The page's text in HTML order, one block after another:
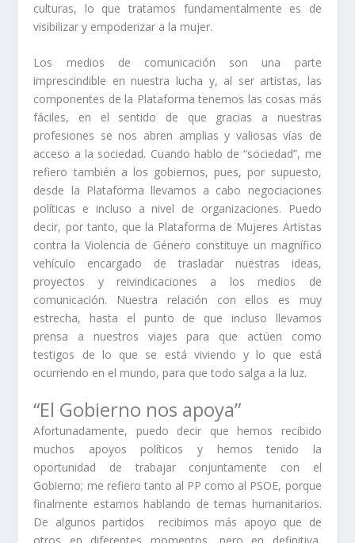
culturas, lo que tratamos fundamentalmente es de
visibilizar y empoderizar a la mujer.
Los medios de comunicación son una parte
imprescindible en nuestra lucha y, al ser artistas, las
componentes de la Plataforma tenemos las cosas más
fáciles, en el sentido de que gracias a nuestras
profesiones se nos abren amplias y valiosas vías de
acceso a la sociedad. Cuando hablo de “sociedad”, me
refiero también a los gobiernos, pues, por supuesto,
desde la Plataforma llevamos a cabo negociaciones
políticas e incluso a nivel de organizaciones. Puedo
decir, por tanto, que la Plataforma de Mujeres Artistas
contra la Violencia de Género constituye un magnífico
vehículo encargado de trasladar nuestras ideas,
proyectos y reivindicaciones a los medios de
comunicación. Nuestra relación con ellos es muy
estrecha, hasta el punto de que incluso llevamos
prensa a nuestros viajes para que actúen como
testigos de lo que se está viviendo y lo que está
ocurriendo en el mundo, para que todo salga a la luz.
“El Gobierno nos apoya”
Afortunadamente, puedo decir que hemos recibido
muchos apoyos políticos y hemos tenido la
oportunidad de trabajar conjuntamente con el
Gobierno; me refiero tanto al PP como al PSOE, porque
finalmente estamos hablando de temas humanitarios.
De algunos partidos
recibimos más apoyo que de